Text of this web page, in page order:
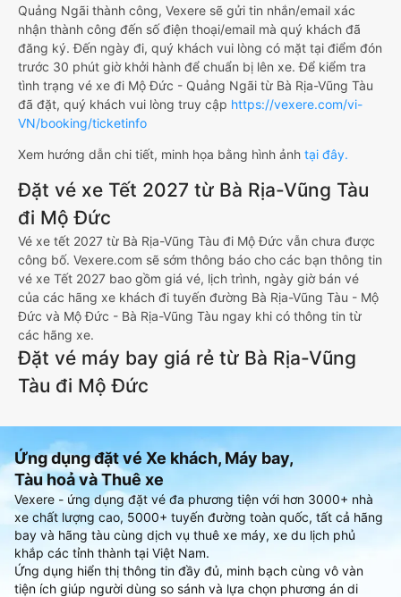
Quảng Ngãi thành công, Vexere sẽ gửi tin nhắn/email xác
nhận thành công đến số điện thoại/email mà quý khách đã
đăng ký. Đến ngày đi, quý khách vui lòng có mặt tại điểm đón
trước 30 phút giờ khởi hành để chuẩn bị lên xe. Để kiểm tra
tình trạng vé xe đi Mộ Đức - Quảng Ngãi từ Bà Rịa-Vũng Tàu
đã đặt, quý khách vui lòng truy cập https://vexere.com/vi-
VN/booking/ticketinfo
Xem hướng dẫn chi tiết, minh họa bằng hình ảnh tại đây.
Đặt vé xe Tết 2027 từ Bà Rịa-Vũng Tàu
đi Mộ Đức
Vé xe tết 2027 từ Bà Rịa-Vũng Tàu đi Mộ Đức vẫn chưa được
công bố. Vexere.com sẽ sớm thông báo cho các bạn thông tin
vé xe Tết 2027 bao gồm giá vé, lịch trình, ngày giờ bán vé
của các hãng xe khách đi tuyến đường Bà Rịa-Vũng Tàu - Mộ
Đức và Mộ Đức - Bà Rịa-Vũng Tàu ngay khi có thông tin từ
các hãng xe.
Đặt vé máy bay giá rẻ từ Bà Rịa-Vũng
Tàu đi Mộ Đức
Ứng dụng đặt vé Xe khách, Máy bay,
Tàu hoả và Thuê xe
Vexere - ứng dụng đặt vé đa phương tiện với hơn 3000+ nhà
xe chất lượng cao, 5000+ tuyến đường toàn quốc, tất cả hãng
bay và hãng tàu cùng dịch vụ thuê xe máy, xe du lịch phủ
khắp các tỉnh thành tại Việt Nam.
Ứng dụng hiển thị thông tin đầy đủ, minh bạch cùng vô vàn
tiện ích giúp người dùng so sánh và lựa chọn phương án di